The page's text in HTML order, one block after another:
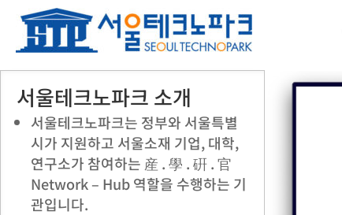
서울테크노파크 소개
서울테크노파크는 정부와 서울특별
시가 지원하고 서울소재 기업, 대학,
연구소가 참여하는 産 . 學 . 硏 . 官
Network – Hub 역할을 수행하는 기
관입니다.